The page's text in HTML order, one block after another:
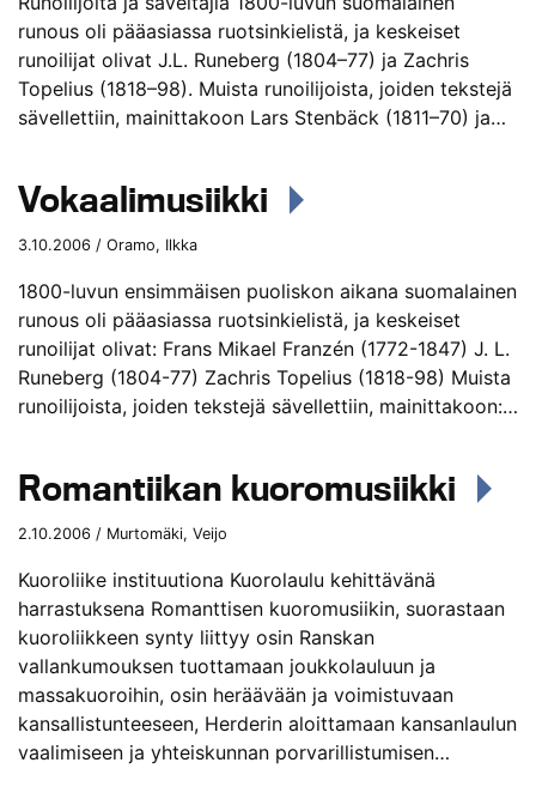
runous oli pääasiassa ruotsinkielistä, ja keskeiset
runoilijat olivat J.L. Runeberg (1804–77) ja Zachris
Topelius (1818–98). Muista runoilijoista, joiden tekstejä
sävellettiin, mainittakoon Lars Stenbäck (1811–70) ja…
Vokaalimusiikki
3.10.2006 / Oramo, Ilkka
1800-luvun ensimmäisen puoliskon aikana suomalainen
runous oli pääasiassa ruotsinkielistä, ja keskeiset
runoilijat olivat: Frans Mikael Franzén (1772-1847) J. L.
Runeberg (1804-77) Zachris Topelius (1818-98) Muista
runoilijoista, joiden tekstejä sävellettiin, mainittakoon:…
Romantiikan kuoromusiikki
2.10.2006 / Murtomäki, Veijo
Kuoroliike instituutiona Kuorolaulu kehittävänä
harrastuksena Romanttisen kuoromusiikin, suorastaan
kuoroliikkeen synty liittyy osin Ranskan
vallankumouksen tuottamaan joukkolauluun ja
massakuoroihin, osin heräävään ja voimistuvaan
kansallistunteeseen, Herderin aloittamaan kansanlaulun
vaalimiseen ja yhteiskunnan porvarillistumisen…